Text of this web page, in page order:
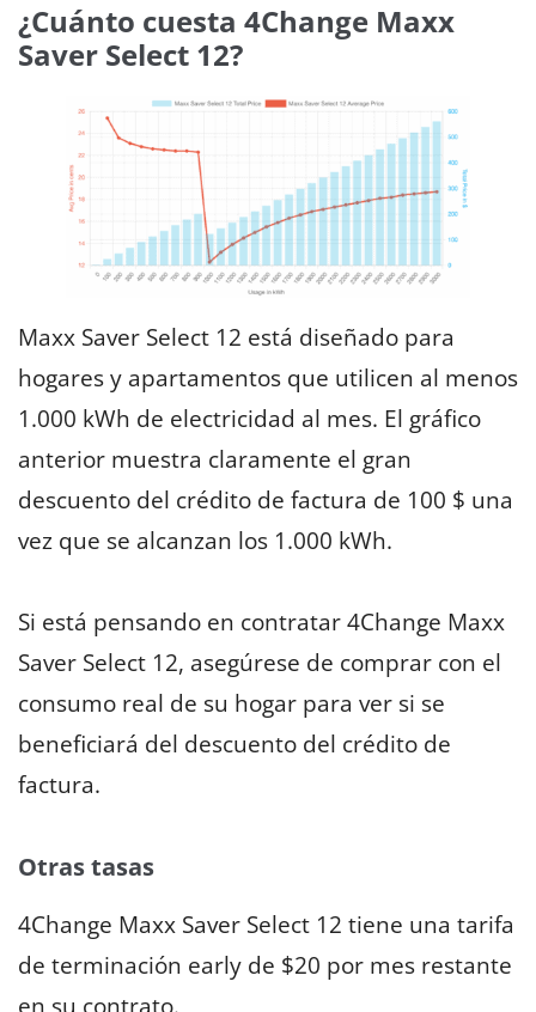
¿Cuánto cuesta 4Change Maxx
Saver Select 12?
Maxx Saver Select 12 está diseñado para
hogares y apartamentos que utilicen al menos
1.000 kWh de electricidad al mes. El gráfico
anterior muestra claramente el gran
descuento del crédito de factura de 100 $ una
vez que se alcanzan los 1.000 kWh.
Si está pensando en contratar 4Change Maxx
Saver Select 12, asegúrese de comprar con el
consumo real de su hogar para ver si se
beneficiará del descuento del crédito de
factura.
Otras tasas
4Change Maxx Saver Select 12 tiene una tarifa
de terminación early de $20 por mes restante